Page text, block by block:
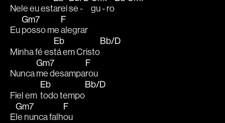
Nele eu estarei se -
gu - ro
Eu
Gm7
posso me
F
alegrar
Minha fé es
Eb
tá em Cristo
Bb/D
Nunca
Gm7
me desampa
F
rou
Fiel em
Eb
todo tempo
Bb/D
E
Gm7
le nunca falh
F
ou